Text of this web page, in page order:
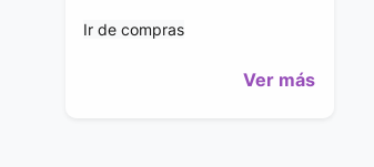
Ir de compras
Ver más